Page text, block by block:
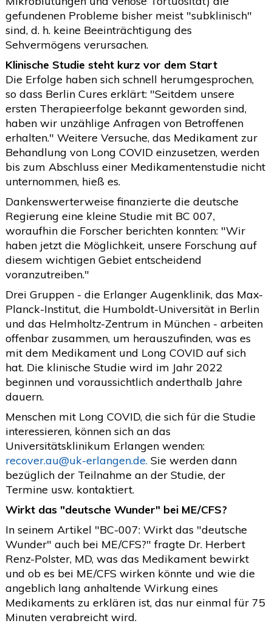
gefundenen Probleme bisher meist "subklinisch"
sind, d. h. keine Beeinträchtigung des
Sehvermögens verursachen.
Klinische Studie steht kurz vor dem Start
Die Erfolge haben sich schnell herumgesprochen,
so dass Berlin Cures erklärt: "Seitdem unsere
ersten Therapieerfolge bekannt geworden sind,
haben wir unzählige Anfragen von Betroffenen
erhalten." Weitere Versuche, das Medikament zur
Behandlung von Long COVID einzusetzen, werden
bis zum Abschluss einer Medikamentenstudie nicht
unternommen, hieß es.
Dankenswerterweise finanzierte die deutsche
Regierung eine kleine Studie mit BC 007,
woraufhin die Forscher berichten konnten: "Wir
haben jetzt die Möglichkeit, unsere Forschung auf
diesem wichtigen Gebiet entscheidend
voranzutreiben."
Drei Gruppen - die Erlanger Augenklinik, das Max-
Planck-Institut, die Humboldt-Universität in Berlin
und das Helmholtz-Zentrum in München - arbeiten
offenbar zusammen, um herauszufinden, was es
mit dem Medikament und Long COVID auf sich
hat. Die klinische Studie wird im Jahr 2022
beginnen und voraussichtlich anderthalb Jahre
dauern.
Menschen mit Long COVID, die sich für die Studie
interessieren, können sich an das
Universitätsklinikum Erlangen wenden:
recover.au@uk-erlangen.de.Sie werden dann
bezüglich der Teilnahme an der Studie, der
Termine usw. kontaktiert.
Wirkt das "deutsche Wunder" bei ME/CFS?
In seinem Artikel "BC-007: Wirkt das "deutsche
Wunder" auch bei ME/CFS?" fragte Dr. Herbert
Renz-Polster, MD, was das Medikament bewirkt
und ob es bei ME/CFS wirken könnte und wie die
angeblich lang anhaltende Wirkung eines
Medikaments zu erklären ist, das nur einmal für 75
Minuten verabreicht wird.